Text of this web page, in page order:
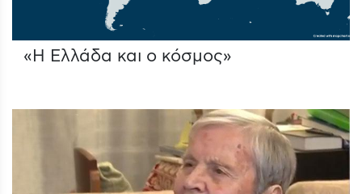
«Η Ελλάδα και ο κόσμος»